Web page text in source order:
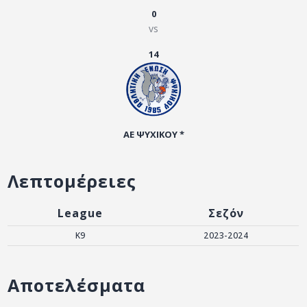
0
vs
14
ΑΕ ΨΥΧΙΚΟΥ *
Λεπτομέρειες
League Σεζόν
K9 2023-2024
Αποτελέσματα